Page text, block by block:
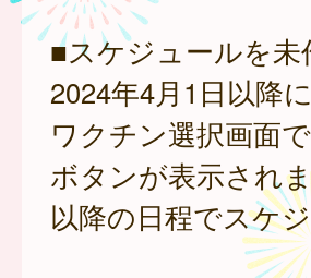
■スケジュールを未
2024年4月1日以降
ワクチン選択画面
ボタンが表示され
以降の日程でスケ